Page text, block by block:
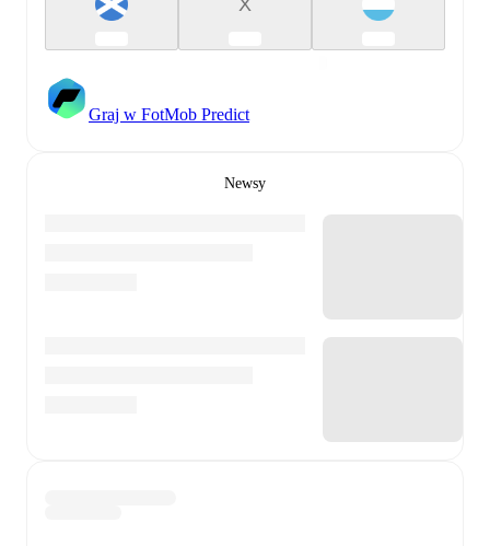
Graj w FotMob Predict
Newsy